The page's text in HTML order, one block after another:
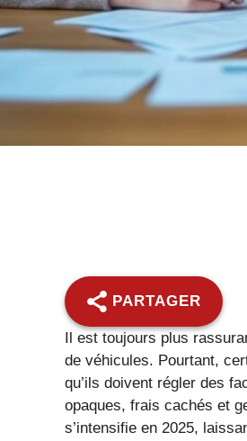
PARTAGER
Il est toujours plus
de véhicules. Pourtant,
qu’ils doivent régler des
opaques, frais cachés et
s’intensifie en 2025,